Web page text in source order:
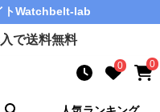
Watchbelt-lab
で送料無料
0 0